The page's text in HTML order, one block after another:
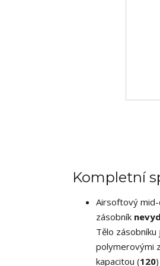
Kompletní
Airsoftový mid-
zásobník
Tělo
polymerovými
kapacitou (120